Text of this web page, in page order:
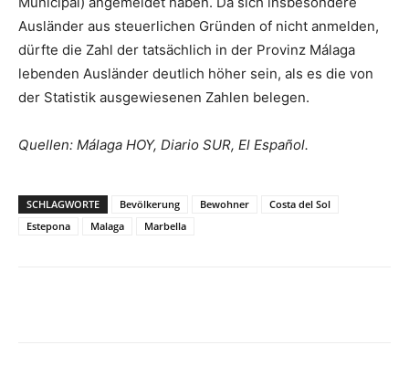
Ausländer aus steuerlichen Gründen of nicht anmelden,
dürfte die Zahl der tatsächlich in der Provinz Málaga
lebenden Ausländer deutlich höher sein, als es die von
der Statistik ausgewiesenen Zahlen belegen.
Quellen: Málaga HOY, Diario SUR, El Español.
SCHLAGWORTE Bevölkerung Bewohner
Costa del Sol
Estepona
Malaga Marbella